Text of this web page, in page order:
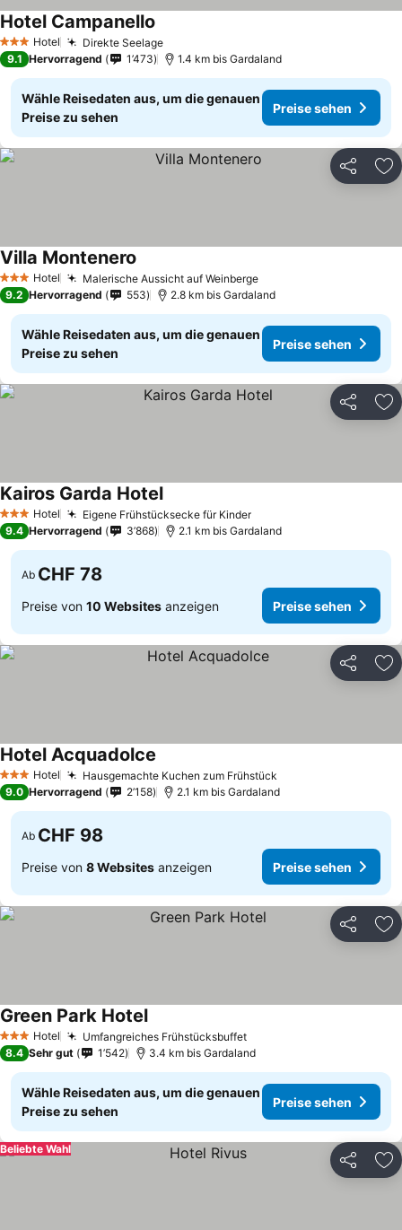
3 SterneHotel Direkte Seelage
Hotel Campanello
9.1 Hervorragend 1’473 1.4 km bis Gardaland
Wähle Reisedaten aus, um die genauen
Preise zu sehen
Preise sehen
Teilen
3 SterneHotel Malerische Aussicht auf Weinberge
Villa Montenero
9.2 Hervorragend 553 2.8 km bis Gardaland
Wähle Reisedaten aus, um die genauen
Preise zu sehen
Preise sehen
Teilen
3 SterneHotel Eigene Frühstücksecke für Kinder
Kairos Garda Hotel
9.4 Hervorragend 3’868 2.1 km bis Gardaland
Ab CHF 78
Preise von 10 Websites anzeigen Preise sehen
Teilen
3 SterneHotel Hausgemachte Kuchen zum Frühstück
Hotel Acquadolce
9.0 Hervorragend 2’158 2.1 km bis Gardaland
Ab CHF 98
Preise von 8 Websites anzeigen Preise sehen
Teilen
3 SterneHotel Umfangreiches Frühstücksbuffet
Green Park Hotel
8.4 Sehr gut 1’542 3.4 km bis Gardaland
Wähle Reisedaten aus, um die genauen
Preise zu sehen
Preise sehen
Teilen
Beliebte Wahl